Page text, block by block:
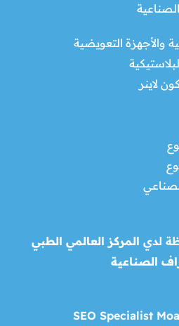
والأجهزة التعويضية
لاينر
لدي المركز العالمي الطبي
الصناعية
SEO Specialist